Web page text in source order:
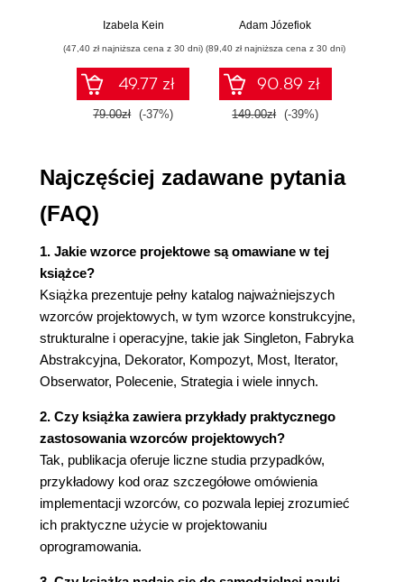
obiektu
Określanie interfejsów obiektów
Określanie implementacji obiektów
Dziedziczenie klas i interfejsów
Programowanie pod kątem
powtórnego wykorzystania rozwiązania
sparametryzowane
wykonywania programu i strukturami
czasu kompilacji
Projektowanie pod kątem zmian
Aplikacje
Pakiety narzędziowe
Platformy
1.7. Jak wybrać wzorzec projektowy?
1.8. Jak stosować wzorce projektowe?
Rozdział 2. Studium przypadku projektowanie
edytora dokumentów
2.1. Problemy projektowe
2.2. Struktura dokumentu
przykłady i
Izabela Kein
(47,40 zł najniższa cena z 30 dni)
49.77 zł
79.00zł (-37%)
Adam Józefiok
(89,40 zł najniższa cena z 30 dni)
90.89 zł
149.00zł (-39%)
Najczęściej zadawane pytania
(FAQ)
1. Jakie wzorce projektowe są omawiane w tej
książce?
Książka prezentuje pełny katalog najważniejszych
wzorców projektowych, w tym wzorce konstrukcyjne,
strukturalne i operacyjne, takie jak Singleton, Fabryka
Abstrakcyjna, Dekorator, Kompozyt, Most, Iterator,
Obserwator, Polecenie, Strategia i wiele innych.
2. Czy książka zawiera przykłady praktycznego
zastosowania wzorców projektowych?
Tak, publikacja oferuje liczne studia przypadków,
przykładowy kod oraz szczegółowe omówienia
implementacji wzorców, co pozwala lepiej zrozumieć
ich praktyczne użycie w projektowaniu
oprogramowania.